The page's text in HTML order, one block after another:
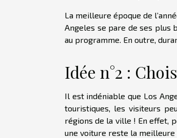
La meilleure époque de
Angeles se pare de ses plus
au programme. En outre,
Idée n°2 :
Il est indéniable que Los
touristiques, les visiteurs
régions de la ville ! En effet,
une voiture reste la meilleure